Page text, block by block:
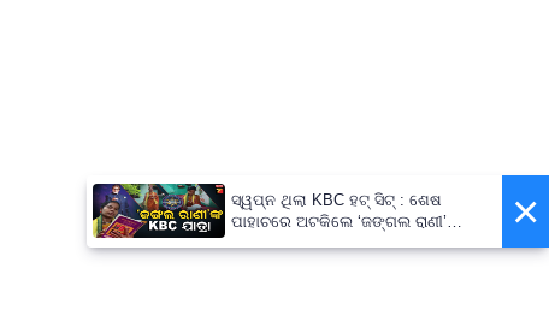
×
ସ୍ୱପ୍ନ ଥିଲା KBC ହଟ୍ ସିଟ୍ : ଶେଷ
ପାହାଚରେ ଅଟକିଲେ ‘ଜଙ୍ଗଲ ରାଣୀ’